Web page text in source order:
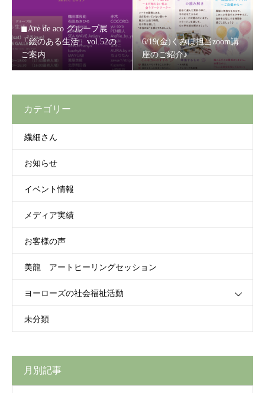
◼Are de aco グループ展
「絵のある生活」vol.52の
ご案内
6/19(金)くみほ担当zoom講
座のご紹介♪
カテゴリー
繊細さん
お知らせ
イベント情報
メディア実績
お客様の声
美龍 アートヒーリングセッション
ヨーローズの社会福祉活動
未分類
月別記事